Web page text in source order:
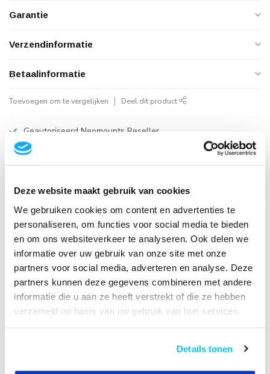
Deze website maakt gebruik van cookies
We gebruiken cookies om content en advertenties te
personaliseren, om functies voor social media te bieden
en om ons websiteverkeer te analyseren. Ook delen we
informatie over uw gebruik van onze site met onze
partners voor social media, adverteren en analyse. Deze
partners kunnen deze gegevens combineren met andere
informatie die u aan ze heeft verstrekt of die ze hebben
verzameld op basis van uw gebruik van hun services.
Details tonen
Garantie
Verzendinformatie
Betaalinformatie
Toevoegen om te vergelijken Deel dit product
Geautoriseerd Neomounts Reseller
Snelle Levering
Hoge Kwaliteit
VIDEO HANDLEIDING
Productomschrijving
Specificaties
Reviews